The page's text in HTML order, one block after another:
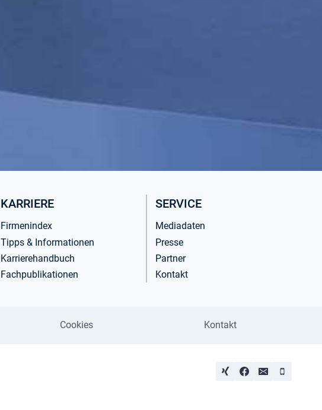
KARRIERE
Firmenindex
Tipps & Informationen
Karrierehandbuch
Fachpublikationen
SERVICE
Mediadaten
Presse
Partner
Kontakt
Cookies Kontakt